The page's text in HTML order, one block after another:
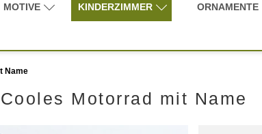
MOTIVE KINDERZIMMER ORNAMENTE
Name
Motorrad mit Name